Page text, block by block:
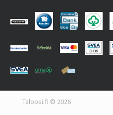
Taloosi.fi © 2026